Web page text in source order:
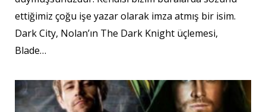
ettiğimiz çoğu işe yazar olarak imza atmış bir isim.
Dark City, Nolan’ın The Dark Knight üçlemesi,
Blade…